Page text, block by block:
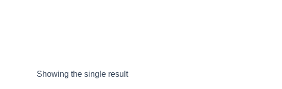
Showing the single result